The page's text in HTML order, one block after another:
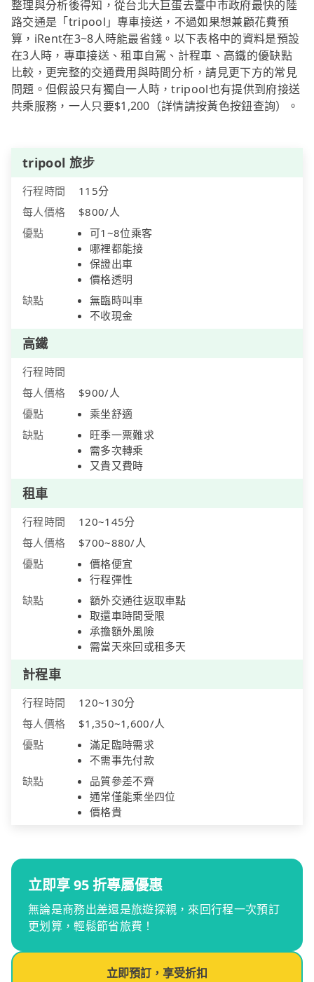
整理與分析後得知，從台北大巨蛋去臺中市政府最快的陸
路交通是「tripool」專車接送，不過如果想兼顧花費預
算，iRent在3~8人時能最省錢。以下表格中的資料是預設
在3人時，專車接送、租車自駕、計程車、高鐵的優缺點
比較，更完整的交通費用與時間分析，請見更下方的常見
問題。但假設只有獨自一人時，tripool也有提供到府接送
共乘服務，一人只要$1,200（詳情請按黃色按鈕查詢）。
tripool 旅步
行程時間
115分
每人價格
$800/人
優點
可1~8位乘客
哪裡都能接
保證出車
價格透明
缺點
無臨時叫車
不收現金
高鐵
行程時間
每人價格
$900/人
優點
乘坐舒適
缺點
旺季一票難求
需多次轉乘
又貴又費時
租車
行程時間
120~145分
每人價格
$700~880/人
優點
價格便宜
行程彈性
缺點
額外交通往返取車點
取還車時間受限
承擔額外風險
需當天來回或租多天
計程車
行程時間
120~130分
每人價格
$1,350~1,600/人
優點
滿足臨時需求
不需事先付款
缺點
品質參差不齊
通常僅能乘坐四位
價格貴
立即享 95 折專屬優惠
無論是商務出差還是旅遊探親，來回行程一次預訂
更划算，輕鬆節省旅費！
立即預訂，享受折扣